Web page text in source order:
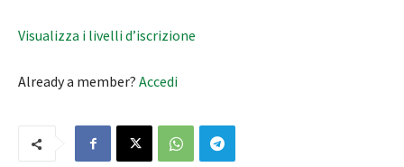
Visualizza i livelli d’iscrizione
Already a member? Accedi